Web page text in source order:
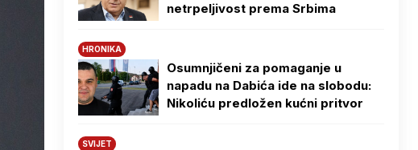
netrpeljivost prema Srbima
HRONIKA
Osumnjičeni za pomaganje u
napadu na Dabića ide na slobodu:
Nikoliću predložen kućni pritvor
SVIJET